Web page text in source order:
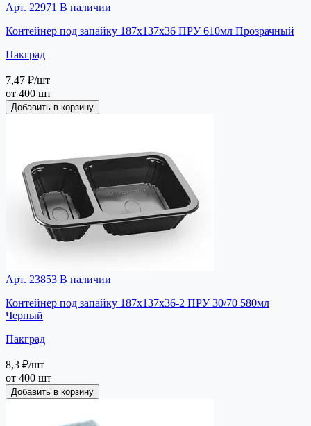
Арт. 22971 В наличии
Контейнер под запайку 187х137х36 ПРУ 610мл Прозрачный
Пакград
7,47 ₽/шт
от 400 шт
Добавить в корзину
Арт. 23853 В наличии
Контейнер под запайку 187х137х36-2 ПРУ 30/70 580мл
Черный
Пакград
8,3 ₽/шт
от 400 шт
Добавить в корзину